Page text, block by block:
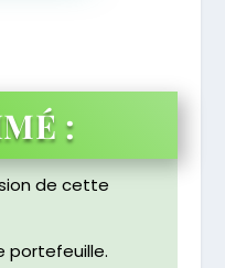
:
de cette
portefeuille.